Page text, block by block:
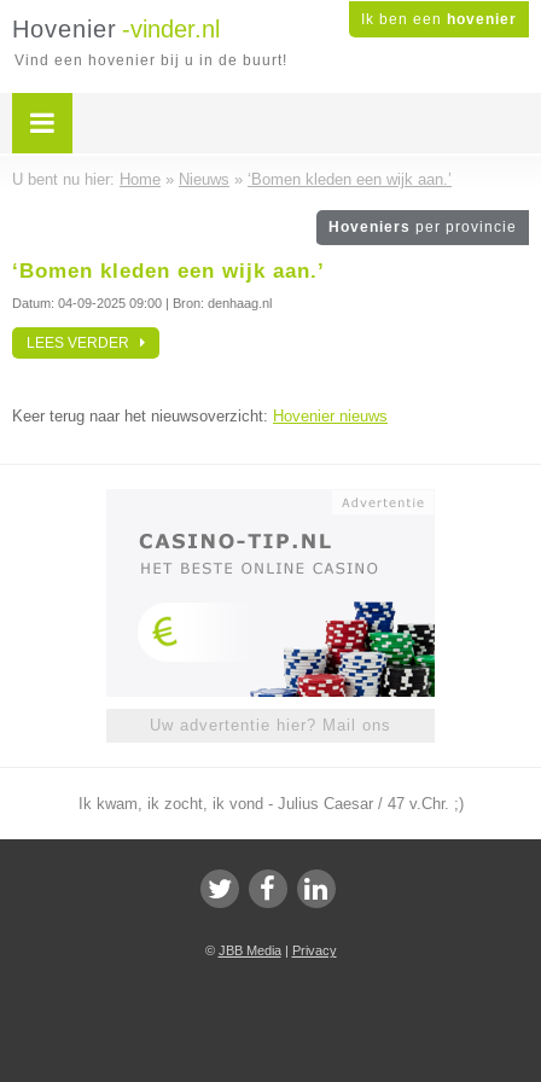
Ik ben een hovenier
Hovenier -vinder.nl
Vind een hovenier bij u in de buurt!
U bent nu hier: Home » Nieuws » ‘Bomen kleden een wijk aan.’
Hoveniers per provincie
‘Bomen kleden een wijk aan.’
Datum: 04-09-2025 09:00 | Bron: denhaag.nl
LEES VERDER
Keer terug naar het nieuwsoverzicht: Hovenier nieuws
Uw advertentie hier? Mail ons
Ik kwam, ik zocht, ik vond - Julius Caesar / 47 v.Chr. ;)
© JBB Media| Privacy